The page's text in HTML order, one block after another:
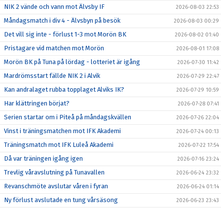
NIK 2 vände och vann mot Älvsby IF 2026-08-03 22:53
Måndagsmatch i div 4 - Älvsbyn på besök 2026-08-03 00:29
Det vill sig inte - förlust 1-3 mot Morön BK 2026-08-02 01:40
Pristagare vid matchen mot Morön 2026-08-01 17:08
Morön BK på Tuna på lördag - lotteriet är igång 2026-07-30 11:42
Mardrömsstart fällde NIK 2 i Alvik 2026-07-29 22:47
Kan andralaget rubba topplaget Alviks IK? 2026-07-29 10:59
Har klättringen börjat? 2026-07-28 07:41
Serien startar om i Piteå på måndagskvällen 2026-07-26 22:04
Vinst i träningsmatchen mot IFK Akademi 2026-07-24 00:13
Träningsmatch mot IFK Luleå Akademi 2026-07-22 17:54
Då var träningen igång igen 2026-07-16 23:24
Trevlig våravslutning på Tunavallen 2026-06-24 23:32
Revanschmöte avslutar våren i fyran 2026-06-24 01:14
Ny förlust avslutade en tung vårsäsong 2026-06-23 23:43